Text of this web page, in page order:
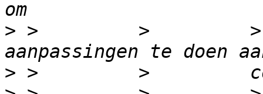
> >         >         >
>